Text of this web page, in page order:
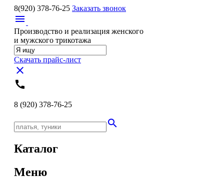
8(920) 378-76-25 Заказать звонок
menu
Производство и реализация женского
и мужского трикотажа
Скачать прайс-лист
close
call
8 (920) 378-76-25
search
Каталог
Меню